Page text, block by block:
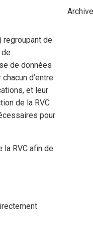
regroupant de
de données
d’entre
et leur
de la RVC
pour
RVC afin de